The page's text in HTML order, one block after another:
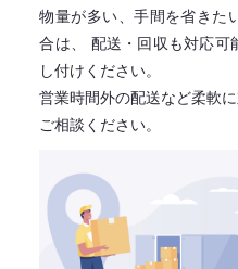
物量が多い、手間を省きた
合は、
配送・回収も対応可
し付けください。
営業時間外の配送など柔軟
ご相談ください。